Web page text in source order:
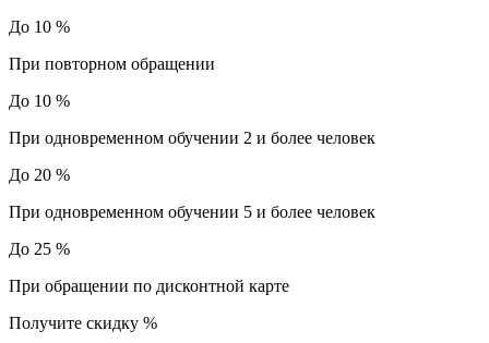
До 10 %
При повторном обращении
До 10 %
При одновременном обучении 2 и более человек
До 20 %
При одновременном обучении 5 и более человек
До 25 %
При обращении по дисконтной карте
Получите скидку %